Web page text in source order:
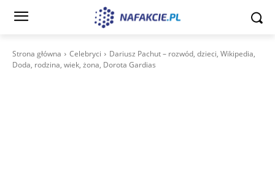
Strona główna Celebryci
Dariusz Pachut – rozwód, dzieci, Wikipedia,
Doda, rodzina, wiek, żona, Dorota Gardias